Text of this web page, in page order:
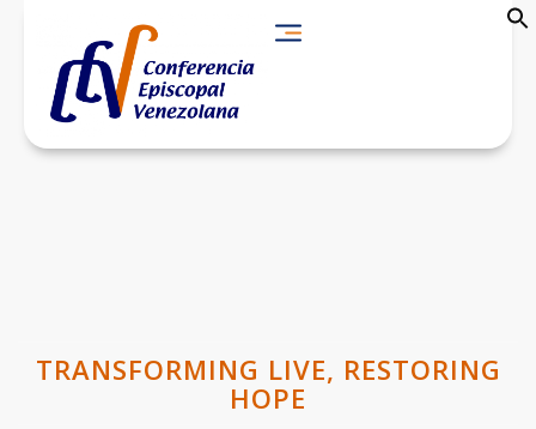
TRANSFORMING LIVE, RESTORING
HOPE